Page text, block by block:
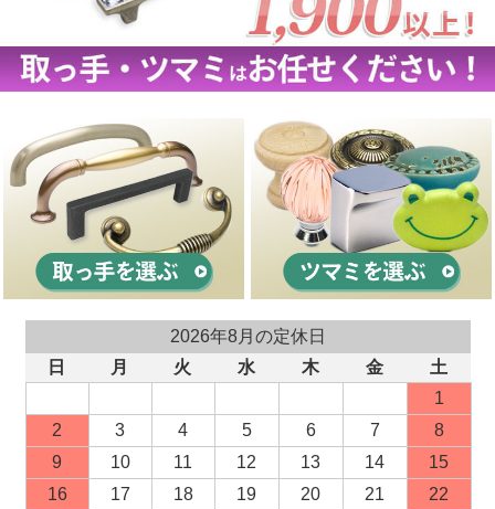
2026年8月の定休日
日
月 火 水 木 金
土
1
2
3 4 5 6 7
8
9
10 11 12 13 14
15
16
17 18 19 20 21
22